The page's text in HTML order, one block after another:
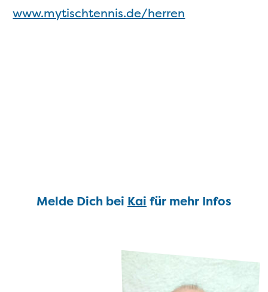
www.mytischtennis.de/herren
Melde Dich bei Kai für mehr Infos